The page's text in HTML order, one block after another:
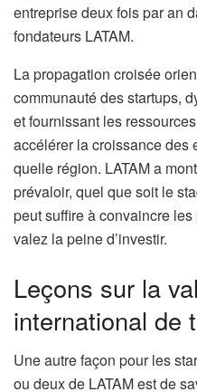
entreprise deux fois par an
fondateurs LATAM.
La propagation croisée
communauté des startups,
et fournissant les
accélérer la croissance des
quelle région. LATAM a
prévaloir, quel que soit le
peut suffire à convaincre
valez la peine d’investir.
Leçons sur la
international de
Une autre façon pour les
ou deux de LATAM est de